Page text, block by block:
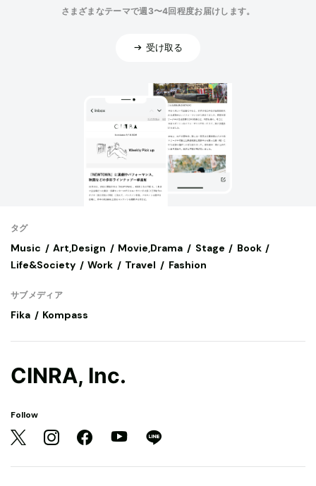
さまざまなテーマで週3〜4回程度お届けします。
受け取る
タグ
Music Art,Design Movie,Drama Stage
Book
Life&Society
Work Travel Fashion
サブメディア
Fika Kompass
CINRA, Inc.
Follow